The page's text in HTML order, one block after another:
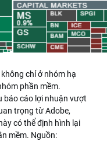
chỉ ở nhóm hạ
phần mềm.
báo cáo lợi nhuận vượt
trọng từ Adobe,
có thể định hình lại
mềm. Nguồn: